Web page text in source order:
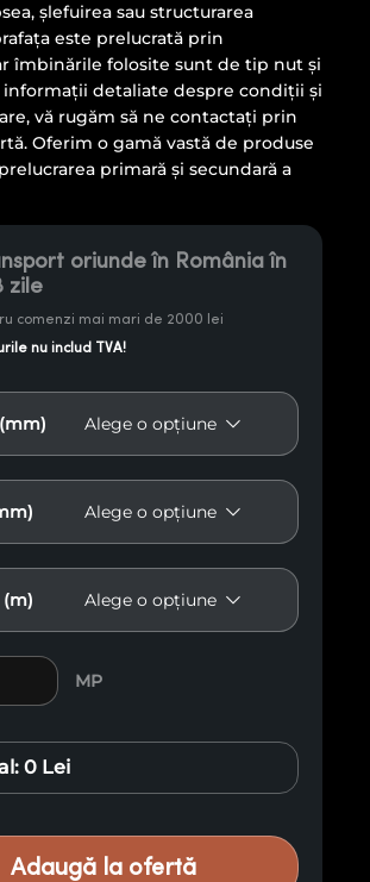
șlefuirea sau structurarea
este prelucrată prin
îmbinările folosite sunt de tip nut și
detaliate despre condiții și
vă rugăm să ne contactați prin
Oferim o gamă vastă de produse
primară și secundară a
oriunde în România în
zile
comenzi mai mari de 2000 lei
nu includ TVA!
Antichizat E22
MP
0 Lei
Adaugă la ofertă